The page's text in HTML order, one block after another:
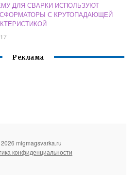
ДЛЯ СВАРКИ ИСПОЛЬЗУЮТ
С КРУТОПАДАЮЩЕЙ
Реклама
migmagsvarka.ru
конфиденциальности